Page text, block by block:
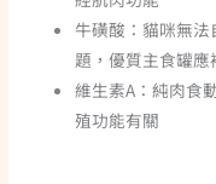
牛磺酸：貓咪無
題，優質主食罐
維生素A：純肉食
殖功能有關